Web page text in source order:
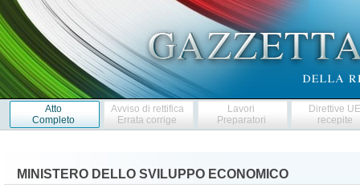
Atto
Completo
Avviso di rettifica
Errata corrige
Lavori
Preparatori
Direttive
recepite
MINISTERO DELLO SVILUPPO ECONOMICO